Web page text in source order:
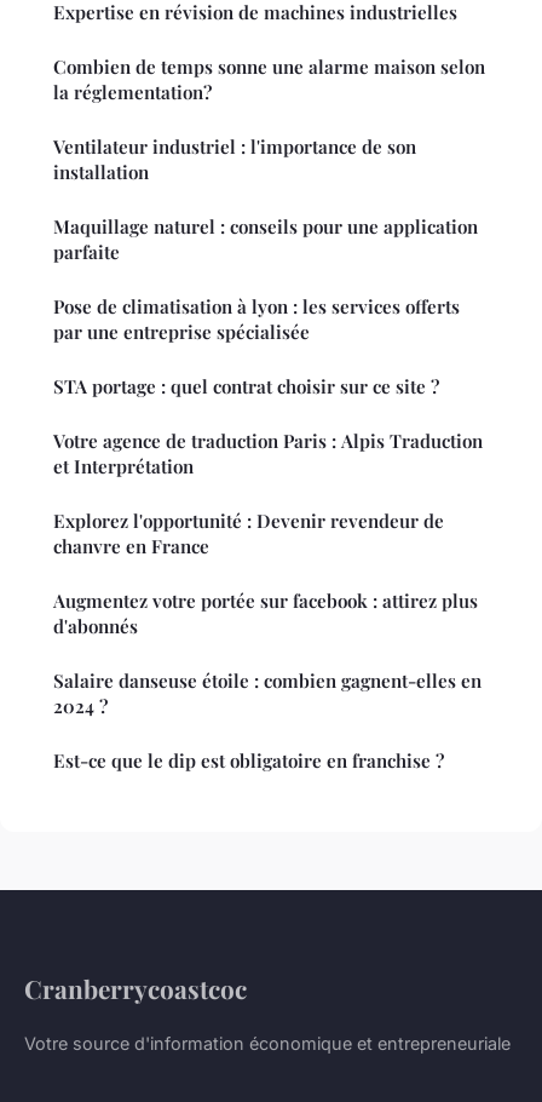
Expertise en révision de machines industrielles
Combien de temps sonne une alarme maison selon
la réglementation?
Ventilateur industriel : l'importance de son
installation
Maquillage naturel : conseils pour une application
parfaite
Pose de climatisation à lyon : les services offerts
par une entreprise spécialisée
STA portage : quel contrat choisir sur ce site ?
Votre agence de traduction Paris : Alpis Traduction
et Interprétation
Explorez l'opportunité : Devenir revendeur de
chanvre en France
Augmentez votre portée sur facebook : attirez plus
d'abonnés
Salaire danseuse étoile : combien gagnent-elles en
2024 ?
Est-ce que le dip est obligatoire en franchise ?
Cranberrycoastcoc
Votre source d'information économique et entrepreneuriale